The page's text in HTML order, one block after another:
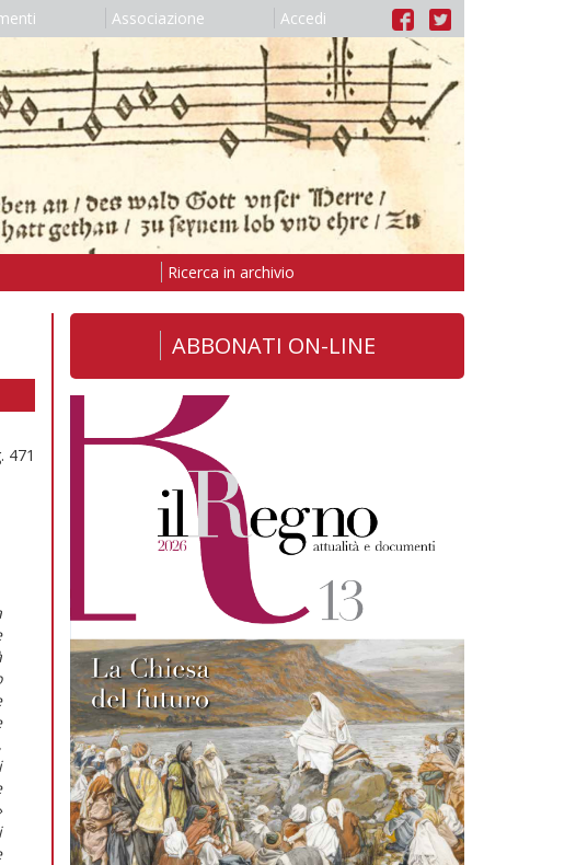
Associazione Accedi
Ricerca in archivio
471
ABBONATI ON-LINE